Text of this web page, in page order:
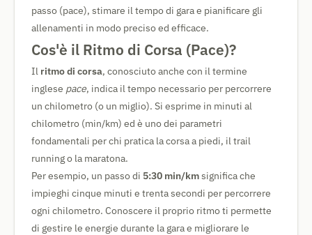
passo (pace), stimare il tempo di gara e pianificare gli
allenamenti in modo preciso ed efficace.
Cos'è il Ritmo di Corsa (Pace)?
Il ritmo di corsa, conosciuto anche con il termine
inglese pace, indica il tempo necessario per percorrere
un chilometro (o un miglio). Si esprime in minuti al
chilometro (min/km) ed è uno dei parametri
fondamentali per chi pratica la corsa a piedi, il trail
running o la maratona.
Per esempio, un passo di 5:30 min/kmsignifica che
impieghi cinque minuti e trenta secondi per percorrere
ogni chilometro. Conoscere il proprio ritmo ti permette
di gestire le energie durante la gara e migliorare le